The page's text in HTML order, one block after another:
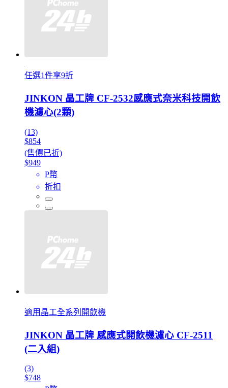
任選1件享9折
JINKON 晶工牌 CF-2532感應式奈米科技開飲
機濾心(2顆)
(13)
$854
(售價已折)
$949
P幣
折扣
適用晶工全系列開飲機
JINKON 晶工牌 感應式開飲機濾心 CF-2511
(二入組)
(3)
$748